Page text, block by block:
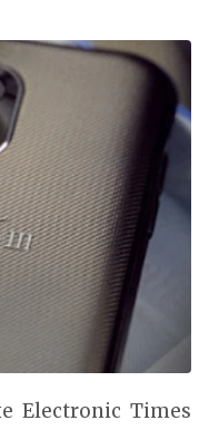
Electronic Times